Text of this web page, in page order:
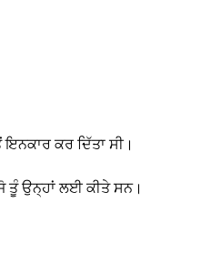
ਕਰ ਦਿੱਤਾ ਸੀ।
ਤੂੰ ਉਨ੍ਹਾਂ ਲਈ ਕੀਤੇ ਸਨ।